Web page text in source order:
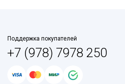
Поддержка покупателей
+7 (978) 7978 250